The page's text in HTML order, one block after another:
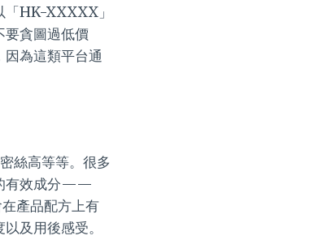
「HK-XXXXX」
要貪圖過低價
為這類平台通
絲高等等。很多
有效成分——
產品配方上有
及用後感受。